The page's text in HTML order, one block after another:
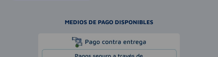
MEDIOS DE PAGO DISPONIBLES